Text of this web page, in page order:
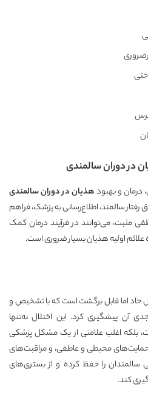
در دوران سالمندی
درمان و بهبودهذیان در دوران سالمندی
سالمند، اطلاع‌رسانی به پزشک، فراهم
مثبت، می‌توانند در فرآیند درمان کمک
علائم اولیه هذیان بسیار ضروری است.
حاد اما قابل برگشت است که با تشخیص و
آن پیشگیری کرد. این اختلال نه‌تنها
بلکه اغلب علامتی از یک مشکل پزشکی
حمایت‌های محیطی و عاطفی، و مراقبت‌های
سالمندان را حفظ کرده و از بستری‌های
کند.